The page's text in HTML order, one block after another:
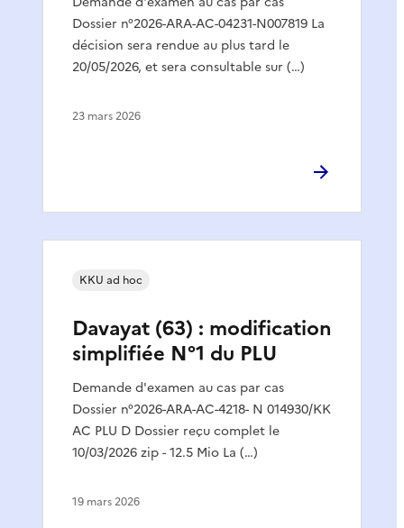
Dossier n°2026-ARA-AC-04231-N007819 La
décision sera rendue au plus tard le
20/05/2026, et sera consultable sur (…)
23 mars 2026
Davayat (63) : modification
simplifiée N°1 du PLU
Demande d'examen au cas par cas
Dossier n°2026-ARA-AC-4218- N 014930/KK
AC PLU D Dossier reçu complet le
10/03/2026 zip - 12.5 Mio La (…)
KKU ad hoc
19 mars 2026